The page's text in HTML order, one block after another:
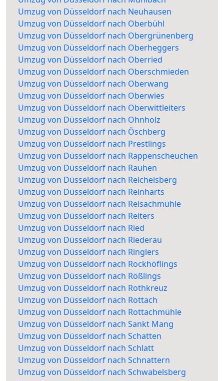
Umzug von Düsseldorf nach Neuhausen
Umzug von Düsseldorf nach Oberbühl
Umzug von Düsseldorf nach Obergrünenberg
Umzug von Düsseldorf nach Oberheggers
Umzug von Düsseldorf nach Oberried
Umzug von Düsseldorf nach Oberschmieden
Umzug von Düsseldorf nach Oberwang
Umzug von Düsseldorf nach Oberwies
Umzug von Düsseldorf nach Oberwittleiters
Umzug von Düsseldorf nach Ohnholz
Umzug von Düsseldorf nach Öschberg
Umzug von Düsseldorf nach Prestlings
Umzug von Düsseldorf nach Rappenscheuchen
Umzug von Düsseldorf nach Rauhen
Umzug von Düsseldorf nach Reichelsberg
Umzug von Düsseldorf nach Reinharts
Umzug von Düsseldorf nach Reisachmühle
Umzug von Düsseldorf nach Reiters
Umzug von Düsseldorf nach Ried
Umzug von Düsseldorf nach Riederau
Umzug von Düsseldorf nach Ringlers
Umzug von Düsseldorf nach Rockhöflings
Umzug von Düsseldorf nach Rößlings
Umzug von Düsseldorf nach Rothkreuz
Umzug von Düsseldorf nach Rottach
Umzug von Düsseldorf nach Rottachmühle
Umzug von Düsseldorf nach Sankt Mang
Umzug von Düsseldorf nach Schatten
Umzug von Düsseldorf nach Schlatt
Umzug von Düsseldorf nach Schnattern
Umzug von Düsseldorf nach Schwabelsberg